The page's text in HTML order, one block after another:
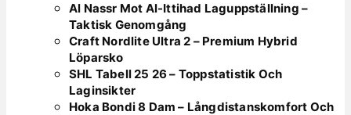
Al Nassr Mot Al-Ittihad Laguppställning –
Taktisk Genomgång
Craft Nordlite Ultra 2 – Premium Hybrid
Löparsko
SHL Tabell 25 26 – Toppstatistik Och
Laginsikter
Hoka Bondi 8 Dam – Långdistanskomfort Och